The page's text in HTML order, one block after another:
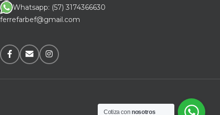
Whatsapp: (57) 3174366630
ferrefarbef@gmail.com
Cotiza connosotros